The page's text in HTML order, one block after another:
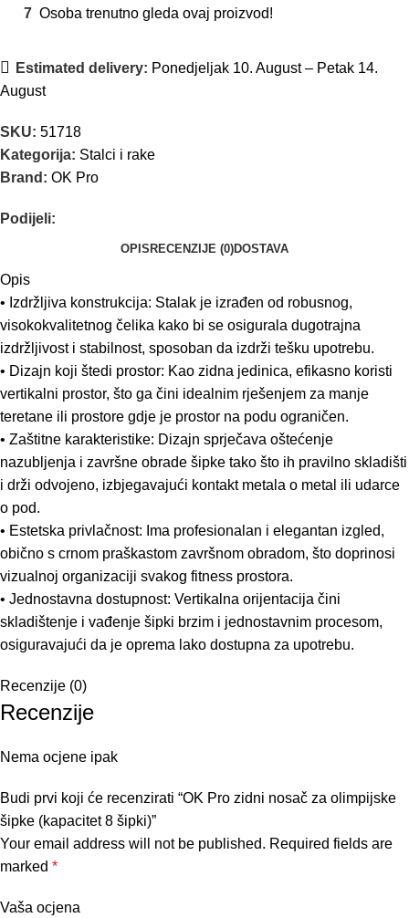
7 Osoba trenutno gleda ovaj proizvod!
Estimated delivery: Ponedjeljak 10. August – Petak 14.
August
SKU: 51718
Kategorija: Stalci i rake
Brand: OK Pro
Podijeli:
OPIS RECENZIJE (0)DOSTAVA
Opis
• Izdržljiva konstrukcija: Stalak je izrađen od robusnog,
visokokvalitetnog čelika kako bi se osigurala dugotrajna
izdržljivost i stabilnost, sposoban da izdrži tešku upotrebu.
• Dizajn koji štedi prostor: Kao zidna jedinica, efikasno koristi
vertikalni prostor, što ga čini idealnim rješenjem za manje
teretane ili prostore gdje je prostor na podu ograničen.
• Zaštitne karakteristike: Dizajn sprječava oštećenje
nazubljenja i završne obrade šipke tako što ih pravilno skladišti
i drži odvojeno, izbjegavajući kontakt metala o metal ili udarce
o pod.
• Estetska privlačnost: Ima profesionalan i elegantan izgled,
obično s crnom praškastom završnom obradom, što doprinosi
vizualnoj organizaciji svakog fitness prostora.
• Jednostavna dostupnost: Vertikalna orijentacija čini
skladištenje i vađenje šipki brzim i jednostavnim procesom,
osiguravajući da je oprema lako dostupna za upotrebu.
Recenzije (0)
Recenzije
Nema ocjene ipak
Budi prvi koji će recenzirati “OK Pro zidni nosač za olimpijske
šipke (kapacitet 8 šipki)”
Your email address will not be published. Required fields are
marked *
Vaša ocjena